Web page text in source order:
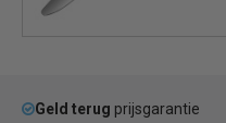
Geld terug prijsgarantie